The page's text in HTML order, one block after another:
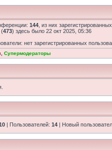
144 , из них
(473) здесь было 22 окт 2025, 05:36
нет зарегистрированных
Супермодераторы
| Пользователей: 14 | Новый